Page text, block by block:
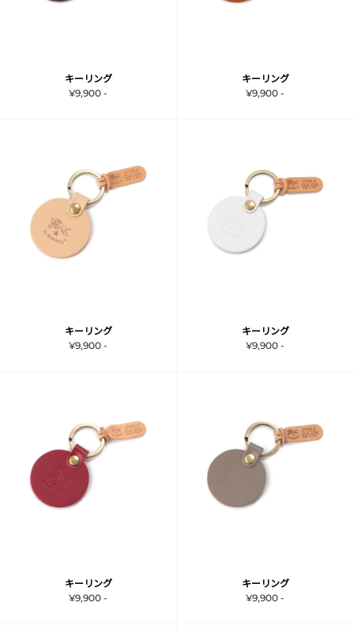
キーリング
¥9,900 -
キーリング
¥9,900 -
キーリング
¥9,900 -
キーリング
¥9,900 -
キーリング
¥9,900 -
キーリング
¥9,900 -